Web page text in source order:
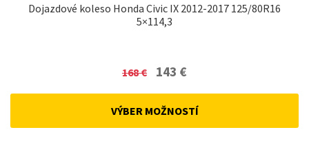
Dojazdové koleso Honda Civic IX 2012-2017 125/80R16
5×114,3
168€
Original
was:
143 €Current
VÝBER MOŽNOSTÍ